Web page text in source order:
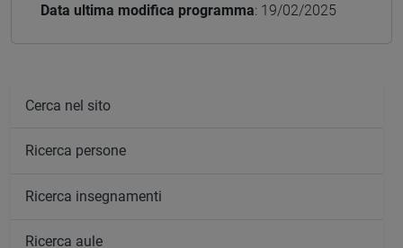
Data ultima modifica programma: 19/02/2025
Cerca nel sito
Ricerca persone
Ricerca insegnamenti
Ricerca aule